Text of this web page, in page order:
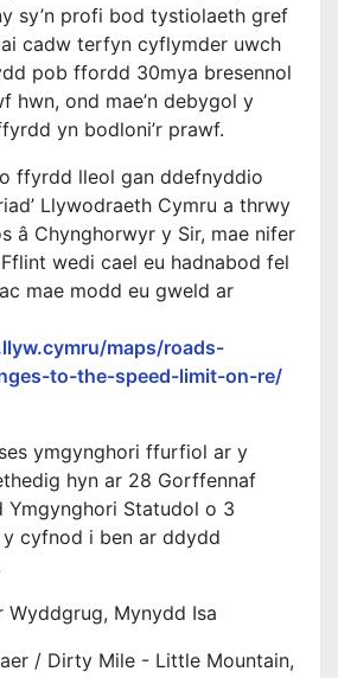
sy’n profi bod tystiolaeth gref
cadw terfyn cyflymder uwch
pob ffordd 30mya bresennol
hwn, ond mae’n debygol y
yn bodloni’r prawf.
ffyrdd lleol gan ddefnyddio
Llywodraeth Cymru a thrwy
â Chynghorwyr y Sir, mae nifer
wedi cael eu hadnabod fel
mae modd eu gweld ar
maps/roads-
to-the-speed-limit-on-re/
ymgynghori ffurfiol ar y
hyn ar 28 Gorffennaf
Ymgynghori Statudol o 3
cyfnod i ben ar ddydd
Wyddgrug, Mynydd Isa
/ Dirty Mile - Little Mountain,